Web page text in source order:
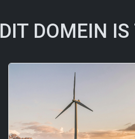
DIT DOMEIN IS